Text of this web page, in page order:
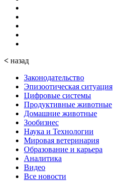
< назад
Законодательство
Эпизоотическая ситуация
Цифровые системы
Продуктивные животные
Домашние животные
Зообизнес
Наука и Технологии
Мировая ветеринария
Образование и карьера
Аналитика
Видео
Все новости